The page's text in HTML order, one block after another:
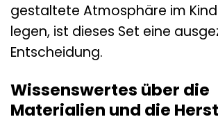
gestaltete Atmosphäre im
legen, ist dieses Set eine
Entscheidung.
Wissenswertes über die
Materialien und die